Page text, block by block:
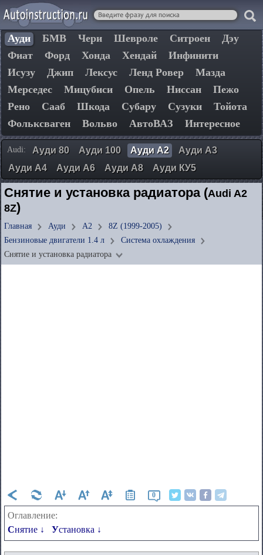
Ауди БМВ Чери Шевроле Ситроен
Дэу
Фиат
Форд Хонда Хендай
Инфинити
Исузу
Джип Лексус Ленд Ровер
Мазда
Мерседес
Мицубиси Опель Ниссан
Пежо
Рено
Сааб Шкода Субару Сузуки
Тойота
Фольксваген
Вольво АвтоВАЗ Интересное
Audi: Ауди 80 Ауди 100 Ауди А2
Ауди А3
Ауди А4
Ауди А6 Ауди А8 Ауди КУ5
Снятие и установка радиатора (Audi A2
8Z)
Главная Ауди А2
8Z (1999-2005)
Бензиновые двигатели 1.4 л
Система охлаждения
Снятие и установка радиатора
0
Оглавление:
Снятие ↓
Установка ↓